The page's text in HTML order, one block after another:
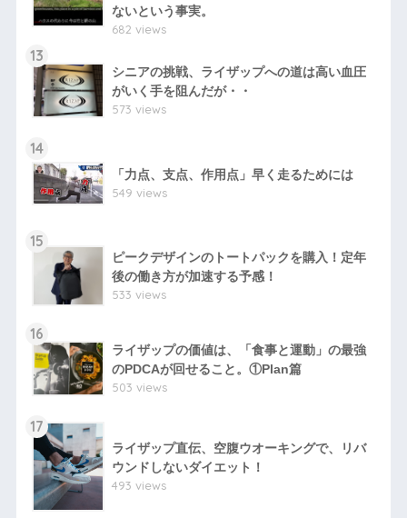
ないという事実。
682 views
13
シニアの挑戦、ライザップへの道は高い血圧
がいく手を阻んだが・・
573 views
14
「力点、支点、作用点」早く走るためには
549 views
15
ピークデザインのトートパックを購入！定年
後の働き方が加速する予感！
533 views
16
ライザップの価値は、「食事と運動」の最強
のPDCAが回せること。①Plan篇
503 views
17
ライザップ直伝、空腹ウオーキングで、リバ
ウンドしないダイエット！
493 views